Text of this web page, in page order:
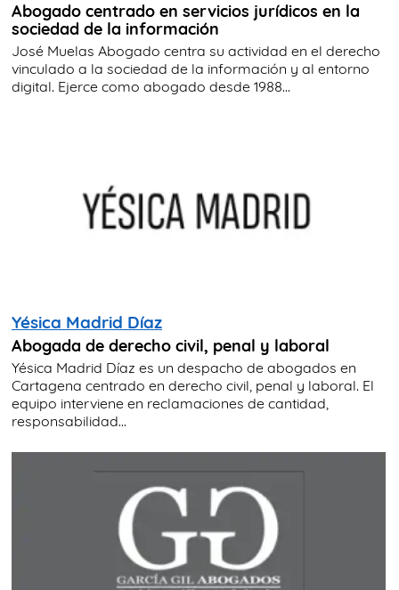
Abogado centrado en servicios jurídicos en la
sociedad de la información
José Muelas Abogado centra su actividad en el derecho
vinculado a la sociedad de la información y al entorno
digital. Ejerce como abogado desde 1988...
Yésica Madrid Díaz
Abogada de derecho civil, penal y laboral
Yésica Madrid Díaz es un despacho de abogados en
Cartagena centrado en derecho civil, penal y laboral. El
equipo interviene en reclamaciones de cantidad,
responsabilidad...